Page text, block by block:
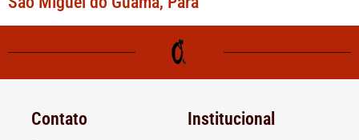
Contato Institucional